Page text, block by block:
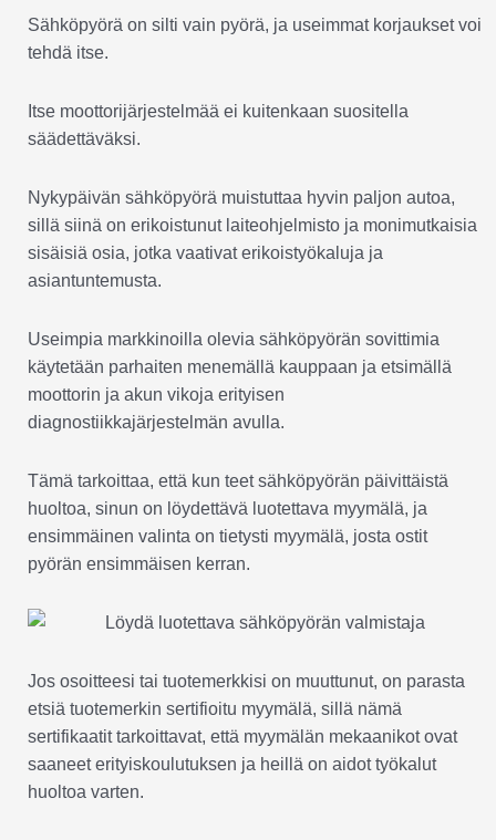
Sähköpyörä on silti vain pyörä, ja useimmat korjaukset voi
tehdä itse.
Itse moottorijärjestelmää ei kuitenkaan suositella
säädettäväksi.
Nykypäivän sähköpyörä muistuttaa hyvin paljon autoa,
sillä siinä on erikoistunut laiteohjelmisto ja monimutkaisia
sisäisiä osia, jotka vaativat erikoistyökaluja ja
asiantuntemusta.
Useimpia markkinoilla olevia sähköpyörän sovittimia
käytetään parhaiten menemällä kauppaan ja etsimällä
moottorin ja akun vikoja erityisen
diagnostiikkajärjestelmän avulla.
Tämä tarkoittaa, että kun teet sähköpyörän päivittäistä
huoltoa, sinun on löydettävä luotettava myymälä, ja
ensimmäinen valinta on tietysti myymälä, josta ostit
pyörän ensimmäisen kerran.
Jos osoitteesi tai tuotemerkkisi on muuttunut, on parasta
etsiä tuotemerkin sertifioitu myymälä, sillä nämä
sertifikaatit tarkoittavat, että myymälän mekaanikot ovat
saaneet erityiskoulutuksen ja heillä on aidot työkalut
huoltoa varten.